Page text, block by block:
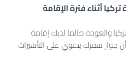
أثناء فترة الإقامة
والعودة طالما لديكإقامة
جواز سفرك يحتوي على التأشيرات